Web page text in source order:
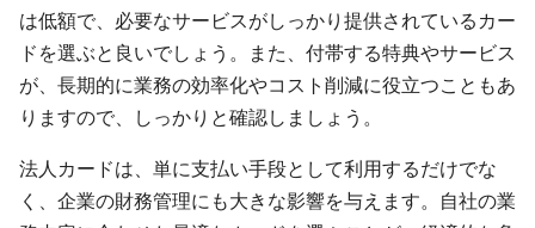
は低額で、必要なサービスがしっかり提供されているカー
ドを選ぶと良いでしょう。また、付帯する特典やサービス
が、長期的に業務の効率化やコスト削減に役立つこともあ
りますので、しっかりと確認しましょう。
法人カードは、単に支払い手段として利用するだけでな
く、企業の財務管理にも大きな影響を与えます。自社の業